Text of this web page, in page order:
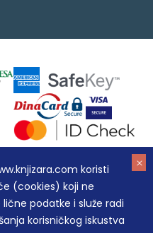
koristi
(cookies) koji ne
lične podatke i služe radi
korisničkog iskustva
MAKART DOO BEOGRAD
MB: 20337524